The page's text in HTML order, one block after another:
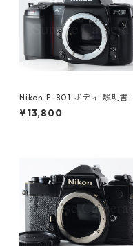
Nikon F-801 ボディ 説明書
ニコン（61270）
¥13,800